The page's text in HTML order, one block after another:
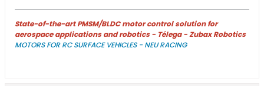
State-of-the-art PMSM/BLDC motor control solution for
aerospace applications and robotics - Télega - Zubax Robotics
MOTORS FOR RC SURFACE VEHICLES - NEU RACING